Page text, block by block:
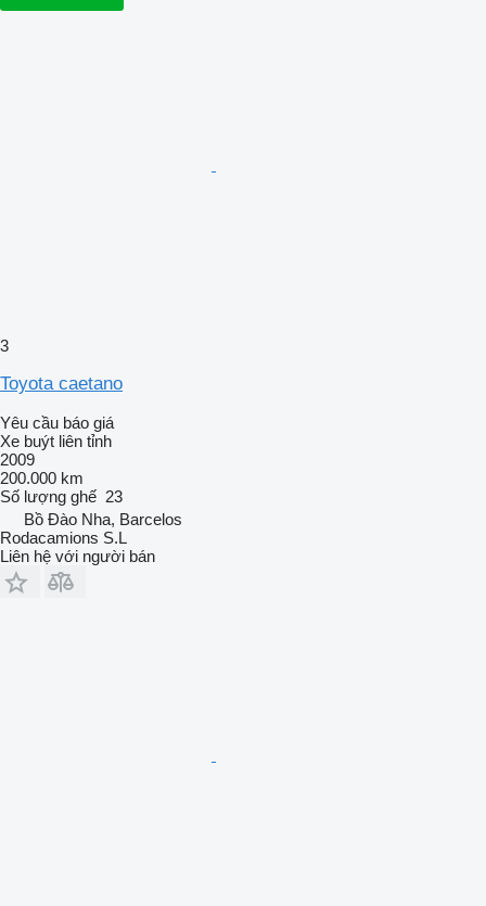
3
Toyota caetano
Yêu cầu báo giá
Xe buýt liên tỉnh
2009
200.000 km
Số lượng ghế 23
Bồ Đào Nha, Barcelos
Rodacamions S.L
Liên hệ với người bán